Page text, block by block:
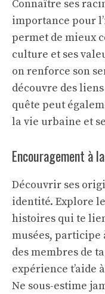
Connaître ses
importance pour
permet de mieux
culture et ses
on renforce son
découvre des
quête peut
la vie urbaine et
Encouragement à
Découvrir ses
identité. Explore
histoires qui te
musées, participe
des membres de
expérience t’aide
Ne sous-estime